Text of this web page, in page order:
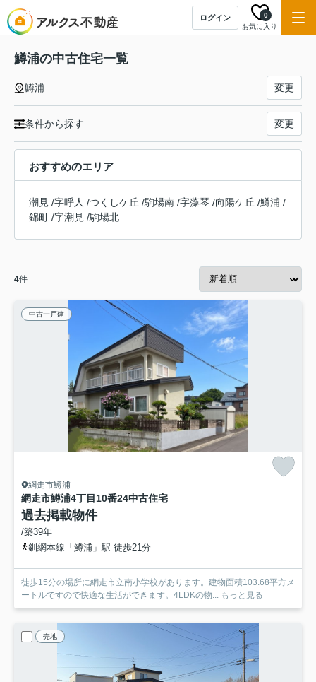
ログイン
お気に入り
0
鱒浦の中古住宅一覧
鱒浦 変更
条件から探す 変更
おすすめのエリア
潮見 /字呼人 /つくしケ丘 /駒場南 /字藻琴 /向陽ケ丘 /鱒浦 /
錦町 /字潮見 /駒場北
4件
中古一戸建
網走市鱒浦
網走市鱒浦4丁目10番24中古住宅
過去掲載物件
/築39年
釧網本線「鱒浦」駅 徒歩21分
徒歩15分の場所に網走市立南小学校があります。建物面積103.68平方メ
ートルですので快適な生活ができます。4LDKの物... もっと見る
売地